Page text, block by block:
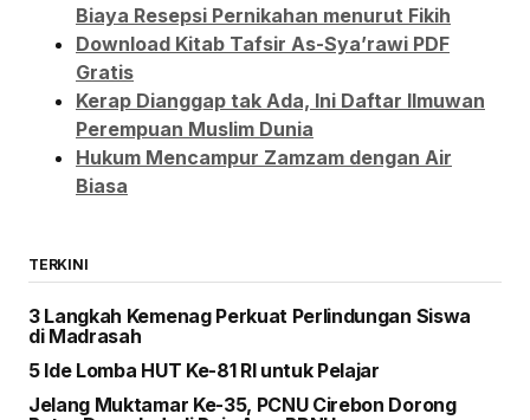
Biaya Resepsi Pernikahan menurut Fikih
Download Kitab Tafsir As-Sya’rawi PDF
Gratis
Kerap Dianggap tak Ada, Ini Daftar Ilmuwan
Perempuan Muslim Dunia
Hukum Mencampur Zamzam dengan Air
Biasa
TERKINI
3 Langkah Kemenag Perkuat Perlindungan Siswa
di Madrasah
5 Ide Lomba HUT Ke-81 RI untuk Pelajar
Jelang Muktamar Ke-35, PCNU Cirebon Dorong